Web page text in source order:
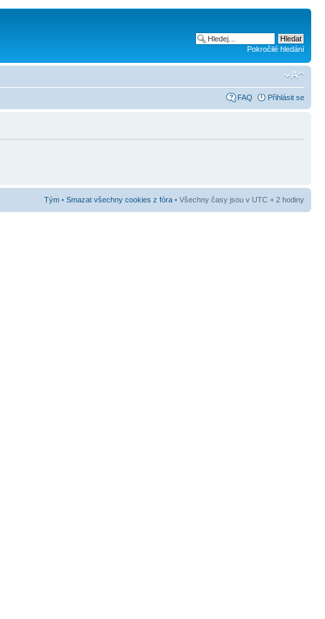
Pokročilé hledání
FAQ Přihlásit se
Tým • Smazat všechny cookies z fóra • Všechny časy jsou v UTC + 2 hodiny